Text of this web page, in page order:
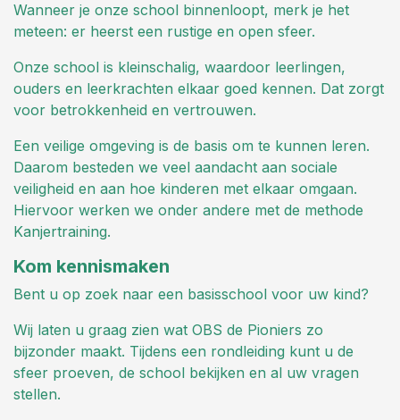
Wanneer je onze school binnenloopt, merk je het
meteen: er heerst een rustige en open sfeer.
Onze school is kleinschalig, waardoor leerlingen,
ouders en leerkrachten elkaar goed kennen. Dat zorgt
voor betrokkenheid en vertrouwen.
Een veilige omgeving is de basis om te kunnen leren.
Daarom besteden we veel aandacht aan sociale
veiligheid en aan hoe kinderen met elkaar omgaan.
Hiervoor werken we onder andere met de methode
Kanjertraining.
Kom kennismaken
Bent u op zoek naar een basisschool voor uw kind?
Wij laten u graag zien wat OBS de Pioniers zo
bijzonder maakt. Tijdens een rondleiding kunt u de
sfeer proeven, de school bekijken en al uw vragen
stellen.